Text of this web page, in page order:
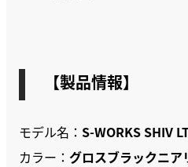
【製品情報】
モデル名： S-WORKS SHIV
カラー： グロスブラックニア